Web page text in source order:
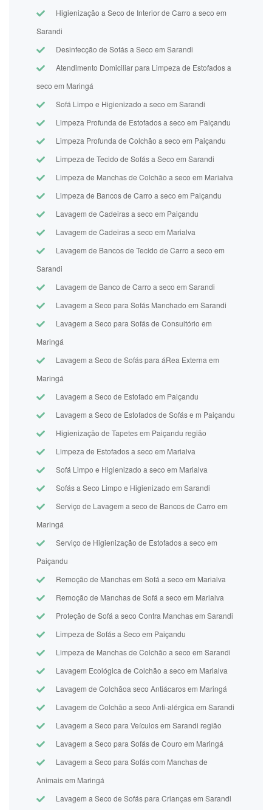
Higienização a Seco de Interior de Carro a seco em
Sarandi
Desinfecção de Sofás a Seco em Sarandi
Atendimento Domiciliar para Limpeza de Estofados a
seco em Maringá
Sofá Limpo e Higienizado a seco em Sarandi
Limpeza Profunda de Estofados a seco em Paiçandu
Limpeza Profunda de Colchão a seco em Paiçandu
Limpeza de Tecido de Sofás a Seco em Sarandi
Limpeza de Manchas de Colchão a seco em Marialva
Limpeza de Bancos de Carro a seco em Paiçandu
Lavagem de Cadeiras a seco em Paiçandu
Lavagem de Cadeiras a seco em Marialva
Lavagem de Bancos de Tecido de Carro a seco em
Sarandi
Lavagem de Banco de Carro a seco em Sarandi
Lavagem a Seco para Sofás Manchado em Sarandi
Lavagem a Seco para Sofás de Consultório em
Maringá
Lavagem a Seco de Sofás para áRea Externa em
Maringá
Lavagem a Seco de Estofado em Paiçandu
Lavagem a Seco de Estofados de Sofás e m Paiçandu
Higienização de Tapetes em Paiçandu região
Limpeza de Estofados a seco em Marialva
Sofá Limpo e Higienizado a seco em Marialva
Sofás a Seco Limpo e Higienizado em Sarandi
Serviço de Lavagem a seco de Bancos de Carro em
Maringá
Serviço de Higienização de Estofados a seco em
Paiçandu
Remoção de Manchas em Sofá a seco em Marialva
Remoção de Manchas de Sofá a seco em Marialva
Proteção de Sofá a seco Contra Manchas em Sarandi
Limpeza de Sofás a Seco em Paiçandu
Limpeza de Manchas de Colchão a seco em Sarandi
Lavagem Ecológica de Colchão a seco em Marialva
Lavagem de Colchãoa seco Antiácaros em Maringá
Lavagem de Colchão a seco Anti-alérgica em Sarandi
Lavagem a Seco para Veículos em Sarandi região
Lavagem a Seco para Sofás de Couro em Maringá
Lavagem a Seco para Sofás com Manchas de
Animais em Maringá
Lavagem a Seco de Sofás para Crianças em Sarandi